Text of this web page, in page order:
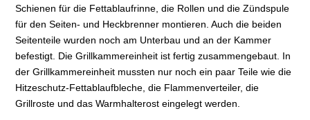
Schienen für die Fettablaufrinne, die Rollen und die Zündspule
für den Seiten- und Heckbrenner montieren. Auch die beiden
Seitenteile wurden noch am Unterbau und an der Kammer
befestigt. Die Grillkammereinheit ist fertig zusammengebaut. In
der Grillkammereinheit mussten nur noch ein paar Teile wie die
Hitzeschutz-Fettablaufbleche, die Flammenverteiler, die
Grillroste und das Warmhalterost eingelegt werden.